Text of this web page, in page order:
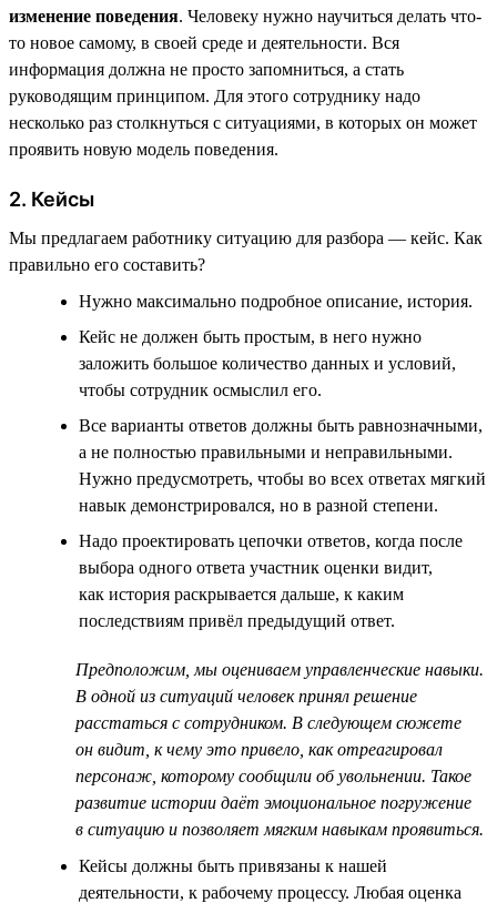
изменение поведения. Человеку нужно научиться делать что-
то новое самому, в своей среде и деятельности. Вся
информация должна не просто запомниться, а стать
руководящим принципом. Для этого сотруднику надо
несколько раз столкнуться с ситуациями, в которых он может
проявить новую модель поведения.
2. Кейсы
Мы предлагаем работнику ситуацию для разбора — кейс. Как
правильно его составить?
Нужно максимально подробное описание, история.
Кейс не должен быть простым, в него нужно
заложить большое количество данных и условий,
чтобы сотрудник осмыслил его.
Все варианты ответов должны быть равнозначными,
а не полностью правильными и неправильными.
Нужно предусмотреть, чтобы во всех ответах мягкий
навык демонстрировался, но в разной степени.
Надо проектировать цепочки ответов, когда после
выбора одного ответа участник оценки видит,
как история раскрывается дальше, к каким
последствиям привёл предыдущий ответ.
Предположим, мы оцениваем управленческие навыки.
В одной из ситуаций человек принял решение
расстаться с сотрудником. В следующем сюжете
он видит, к чему это привело, как отреагировал
персонаж, которому сообщили об увольнении. Такое
развитие истории даёт эмоциональное погружение
в ситуацию и позволяет мягким навыкам проявиться.
Кейсы должны быть привязаны к нашей
деятельности, к рабочему процессу. Любая оценка